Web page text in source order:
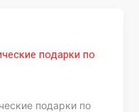
подарки по
подарки по